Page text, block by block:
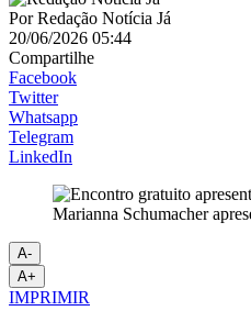
PorRedação Notícia Já
20/06/2026 05:44
Compartilhe
Facebook
Twitter
Whatsapp
Telegram
LinkedIn
Marianna Schumacher
A-
A+
IMPRIMIR